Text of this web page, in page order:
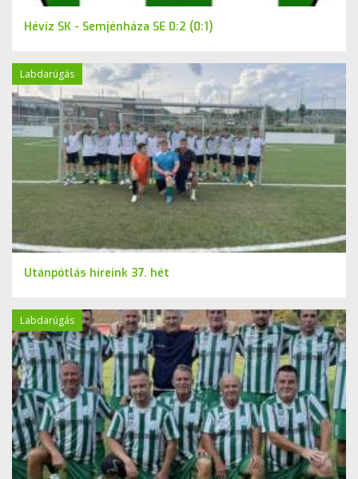
Hévíz SK - Semjénháza SE 0:2 (0:1)
Labdarúgás
Utánpótlás híreink 37. hét
Labdarúgás